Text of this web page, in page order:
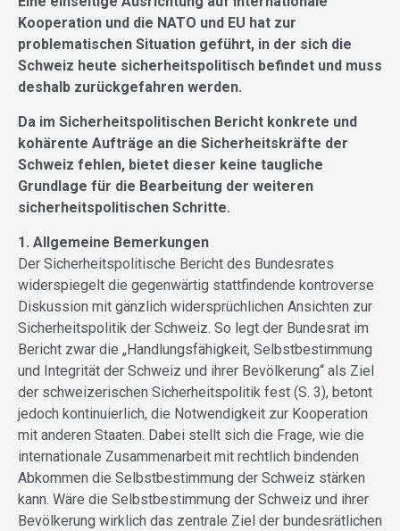
Kooperation und die NATO und EU hat zur
problematischen Situation geführt, in der sich die
Schweiz heute sicherheitspolitisch befindet und muss
deshalb zurückgefahren werden.
Da im Sicherheitspolitischen Bericht konkrete und
kohärente Aufträge an die Sicherheitskräfte der
Schweiz fehlen, bietet dieser keine taugliche
Grundlage für die Bearbeitung der weiteren
sicherheitspolitischen Schritte.
1. Allgemeine Bemerkungen
Der Sicherheitspolitische Bericht des Bundesrates
widerspiegelt die gegenwärtig stattfindende kontroverse
Diskussion mit gänzlich widersprüchlichen Ansichten zur
Sicherheitspolitik der Schweiz. So legt der Bundesrat im
Bericht zwar die „Handlungsfähigkeit, Selbstbestimmung
und Integrität der Schweiz und ihrer Bevölkerung“ als Ziel
der schweizerischen Sicherheitspolitik fest (S. 3), betont
jedoch kontinuierlich, die Notwendigkeit zur Kooperation
mit anderen Staaten. Dabei stellt sich die Frage, wie die
internationale Zusammenarbeit mit rechtlich bindenden
Abkommen die Selbstbestimmung der Schweiz stärken
kann. Wäre die Selbstbestimmung der Schweiz und ihrer
Bevölkerung wirklich das zentrale Ziel der bundesrätlichen